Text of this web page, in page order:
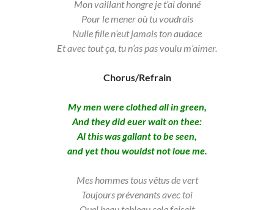
Mon vaillant hongre je t’ai donné
Pour le mener où tu voudrais
Nulle fille n’eut jamais ton audace
Et avec tout ça, tu n’as pas voulu m’aimer.
Chorus/Refrain
My men were clothed all in green,
And they did euer wait on thee:
Al this was gallant to be seen,
and yet thou wouldst not loue me.
Mes hommes tous vêtus de vert
Toujours prévenants avec toi